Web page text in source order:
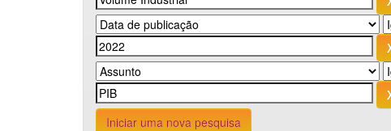
Iniciar uma nova pesquisa